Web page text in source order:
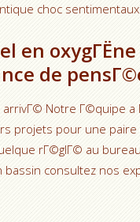
choc
en
de
Notre Г©quipe a
projets pour une
rГ©glГ© au
bassin consultez nos